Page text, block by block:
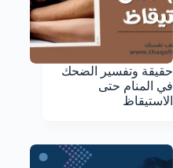
حقيقة وتفسير الضحك
في المنام حتى
الاستيقاظ